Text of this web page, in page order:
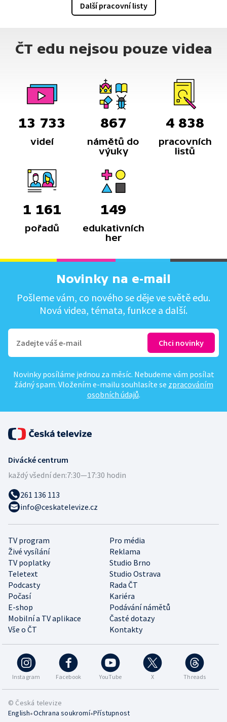
Další pracovní listy
ČT edu nejsou pouze videa
13 733
videí
867
námětů do
výuky
4 838
pracovních
listů
1 161
pořadů
149
edukativních
her
Novinky na e-mail
Pošleme vám, co nového se děje ve světě edu.
Nová videa, témata, funkce a další.
Novinky posíláme jednou za měsíc. Nebudeme vám posílat
žádný spam. Vložením e-mailu souhlasíte se zpracováním
osobních údajů.